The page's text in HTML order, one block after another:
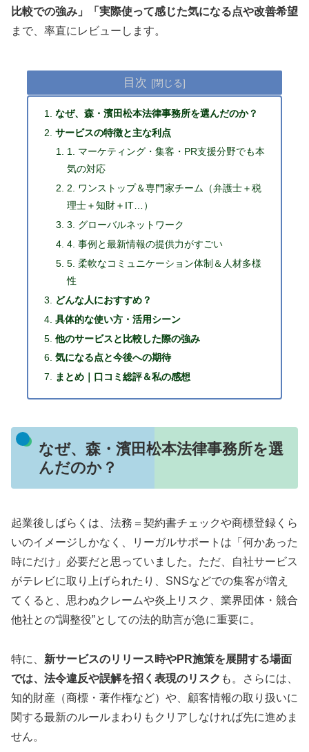
比較での強み」「実際使って感じた気になる点や改善希望
まで、率直にレビューします。
目次
なぜ、森・濱田松本法律事務所を選んだのか？
サービスの特徴と主な利点
1. マーケティング・集客・PR支援分野でも本
気の対応
2. ワンストップ＆専門家チーム（弁護士＋税
理士＋知財＋IT…）
3. グローバルネットワーク
4. 事例と最新情報の提供力がすごい
5. 柔軟なコミュニケーション体制＆人材多様
性
どんな人におすすめ？
具体的な使い方・活用シーン
他のサービスと比較した際の強み
気になる点と今後への期待
まとめ｜口コミ総評＆私の感想
なぜ、森・濱田松本法律事務所を選
んだのか？
起業後しばらくは、法務＝契約書チェックや商標登録くら
いのイメージしかなく、リーガルサポートは「何かあった
時にだけ」必要だと思っていました。ただ、自社サービス
がテレビに取り上げられたり、SNSなどでの集客が増え
てくると、思わぬクレームや炎上リスク、業界団体・競合
他社との“調整役”としての法的助言が急に重要に。
特に、 新サービスのリリース時やPR施策を展開する場面
では、法令違反や誤解を招く表現のリスク も。さらには、
知的財産（商標・著作権など）や、顧客情報の取り扱いに
関する最新のルールまわりもクリアしなければ先に進めま
せん。